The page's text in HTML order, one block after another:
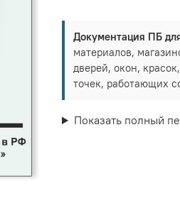
Документация ПБ
материалов,
дверей, окон,
точек, работающих
Показать полный